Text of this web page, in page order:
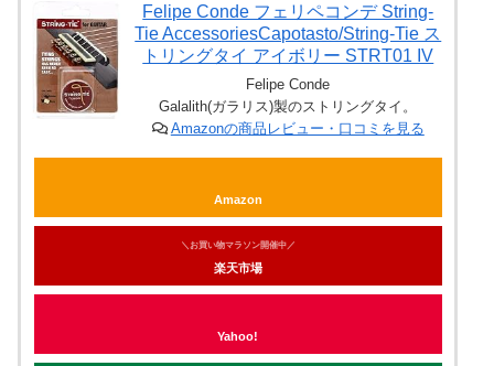
Felipe Conde フェリペコンデ String-
Tie AccessoriesCapotasto/String-Tie ス
トリングタイ アイボリー STRT01 IV
Felipe Conde
Galalith(ガラリス)製のストリングタイ。
Amazonの商品レビュー・口コミを見る
Amazon
＼お買い物マラソン開催中／
楽天市場
Yahoo!